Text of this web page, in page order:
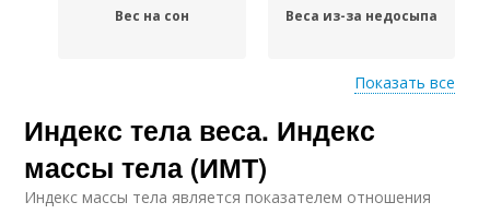
Вес на сон Веса из-за недосыпа
Тест на лишний вес Веса в бассейне
Показать все
Индекс тела веса. Индекс
массы тела (ИМТ)
Индекс массы тела является показателем отношения